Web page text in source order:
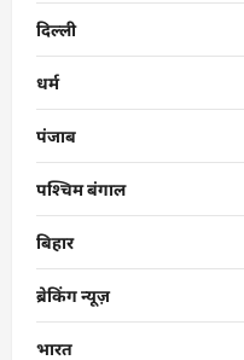
दिल्ली
धर्म
पंजाब
पश्चिम बंगाल
बिहार
ब्रेकिंग न्यूज़
भारत